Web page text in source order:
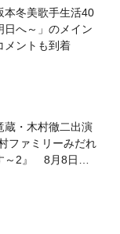
本冬美歌手生活40
日へ～」のメイン
ントも到着
蔵・木村徹二出演
ファミリーみだれ
～2』 8月8日